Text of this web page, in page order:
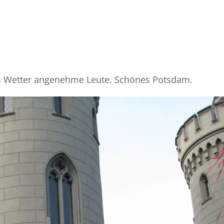
angenehme Leute. Schönes Potsdam.